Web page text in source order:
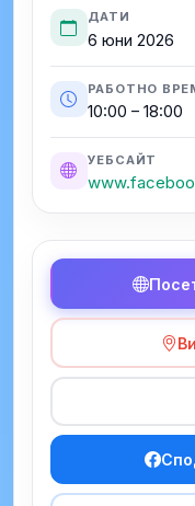
ДАТИ
6 юни 2026
РАБОТНО
10:00 – 18:00
УЕБСАЙТ